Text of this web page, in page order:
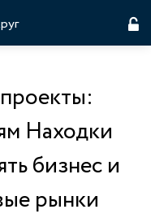
Находки
бизнес и
рынки